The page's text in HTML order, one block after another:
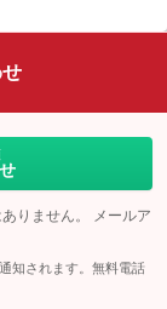
りません。 メールア
知されます。無料電話